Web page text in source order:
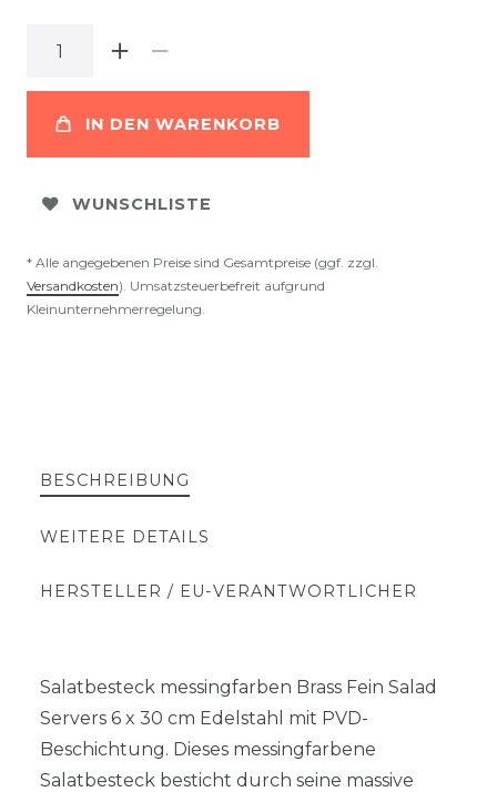
IN DEN WARENKORB
WUNSCHLISTE
* Alle angegebenen Preise sind Gesamtpreise (ggf. zzgl.
Versandkosten). Umsatzsteuerbefreit aufgrund
Kleinunternehmerregelung.
BESCHREIBUNG
WEITERE DETAILS
HERSTELLER / EU-VERANTWORTLICHER
Salatbesteck messingfarben Brass Fein Salad
Servers 6 x 30 cm Edelstahl mit PVD-
Beschichtung. Dieses messingfarbene
Salatbesteck besticht durch seine massive